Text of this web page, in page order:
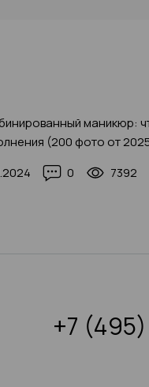
маникюр:
(200 фото от
0 7392
+7